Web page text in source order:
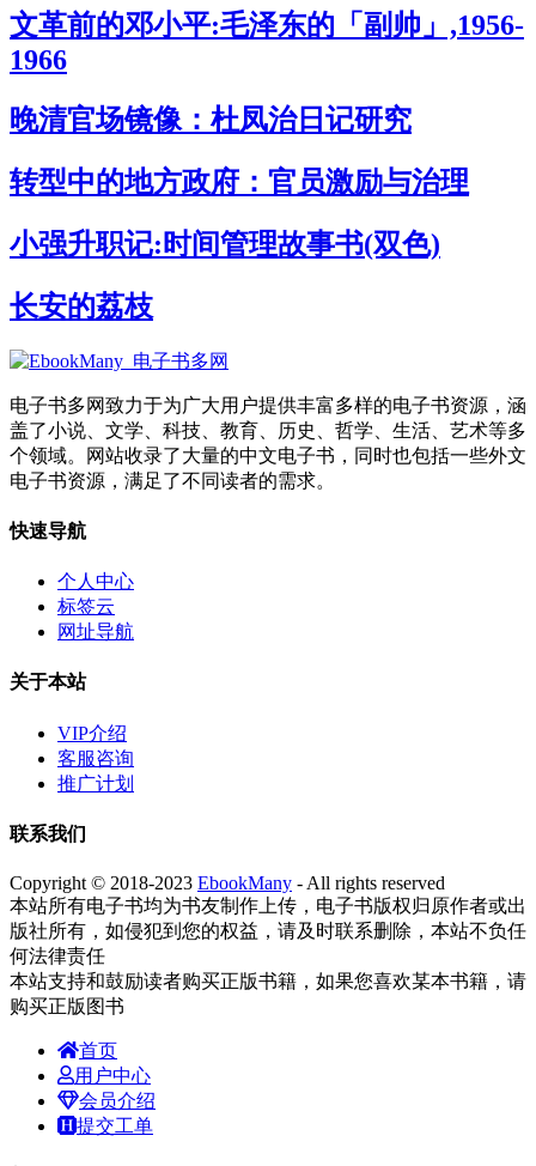
文革前的邓小平:毛泽东的「副帅」,1956-
1966
晚清官场镜像：杜凤治日记研究
转型中的地方政府：官员激励与治理
小强升职记:时间管理故事书(双色)
长安的荔枝
电子书多网致力于为广大用户提供丰富多样的电子书资源，涵
盖了小说、文学、科技、教育、历史、哲学、生活、艺术等多
个领域。网站收录了大量的中文电子书，同时也包括一些外文
电子书资源，满足了不同读者的需求。
快速导航
个人中心
标签云
网址导航
关于本站
VIP介绍
客服咨询
推广计划
联系我们
Copyright © 2018-2023 EbookMany - All rights reserved
本站所有电子书均为书友制作上传，电子书版权归原作者或出
版社所有，如侵犯到您的权益，请及时联系删除，本站不负任
何法律责任
本站支持和鼓励读者购买正版书籍，如果您喜欢某本书籍，请
购买正版图书
首页
用户中心
会员介绍
提交工单